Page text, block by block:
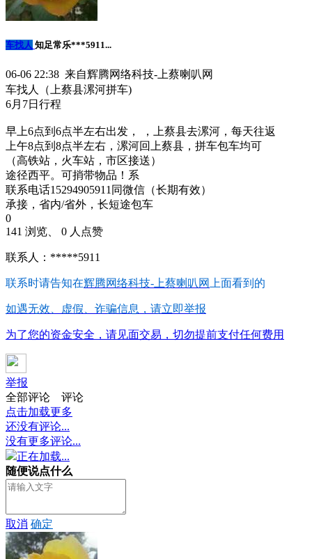
车找人 知足常乐***5911...
06-06 22:38 来自辉腾网络科技-上蔡喇叭网
车找人（上蔡县漯河拼车)
6月7日行程
早上6点到6点半左右出发， ，上蔡县去漯河，每天往返
上午8点到8点半左右，漯河回上蔡县，拼车包车均可
（高铁站，火车站，市区接送）
途径西平。可捎带物品！系
联系电话15294905911同微信（长期有效）
承接，省内/省外，长短途包车
0
141 浏览、 0 人点赞
联系人：*****5911
联系时请告知在辉腾网络科技-上蔡喇叭网 上面看到的
如遇无效、虚假、诈骗信息，请立即举报
为了您的资金安全，请见面交易，切勿提前支付任何费用
举报
全部评论
评论
点击加载更多
还没有评论...
没有更多评论...
正在加载...
随便说点什么
取消 确定